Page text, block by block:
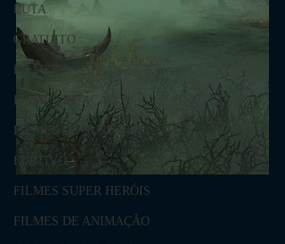
LUTA
GRATUITO
FILMES
FILMES DE AÇÃO
FILMES DE SUSPENSE
FURTIVO
FILMES SUPER HERÓIS
FILMES DE ANIMAÇÃO